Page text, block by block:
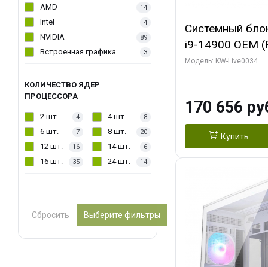
AMD 14
Intel 4
NVIDIA 89
Встроенная графика 3
КОЛИЧЕСТВО ЯДЕР
ПРОЦЕССОРА
2 шт. 4 4 шт. 8
6 шт. 7 8 шт. 20
12 шт. 16 14 шт. 6
16 шт. 35 24 шт. 14
Сбросить Выберите фильтры
Системный
i9-14900 OEM
C24 16EC/
/ 1 ТБ SSD)
Модель: KW-Live0034
170 656
Купить